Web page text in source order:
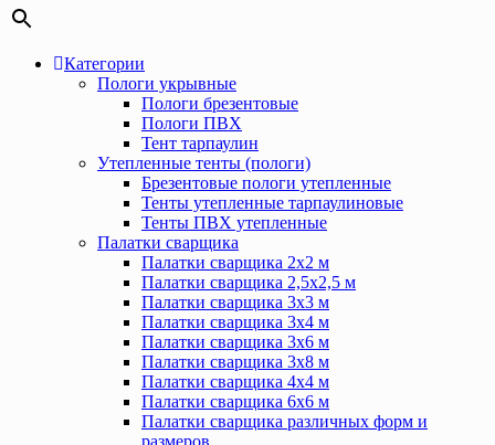
Категории
Пологи укрывные
Пологи брезентовые
Пологи ПВХ
Тент тарпаулин
Утепленные тенты (пологи)
Брезентовые пологи утепленные
Тенты утепленные тарпаулиновые
Тенты ПВХ утепленные
Палатки сварщика
Палатки сварщика 2х2 м
Палатки сварщика 2,5х2,5 м
Палатки сварщика 3х3 м
Палатки сварщика 3х4 м
Палатки сварщика 3х6 м
Палатки сварщика 3х8 м
Палатки сварщика 4х4 м
Палатки сварщика 6х6 м
Палатки сварщика различных форм и